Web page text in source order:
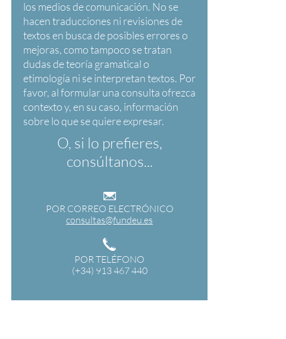
O, si lo prefieres,
consúltanos...
POR CORREO ELECTRÓNICO
consultas@fundeu.es
POR TELÉFONO
(+34) 913 467 440